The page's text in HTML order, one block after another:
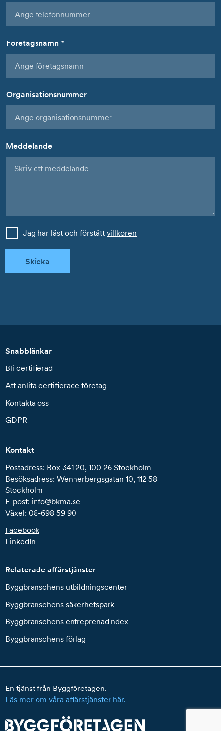
Företagsnamn *
Organisationsnummer
Meddelande
Jag har läst och förstått villkoren
Skicka
Snabblänkar
Bli certifierad
Att anlita certifierade företag
Kontakta oss
GDPR
Kontakt
Postadress: Box 341 20, 100 26 Stockholm
Besöksadress: Wennerbergsgatan 10, 112 58
Stockholm
E-post: info@bkma.se
Växel: 08-698 59 90
Facebook
LinkedIn
Relaterade affärstjänster
Byggbranschens utbildningscenter
Byggbranschens säkerhetspark
Byggbranschens entreprenadindex
Byggbranschens förlag
En tjänst från Byggföretagen.
Läs mer om våra affärstjänster här.